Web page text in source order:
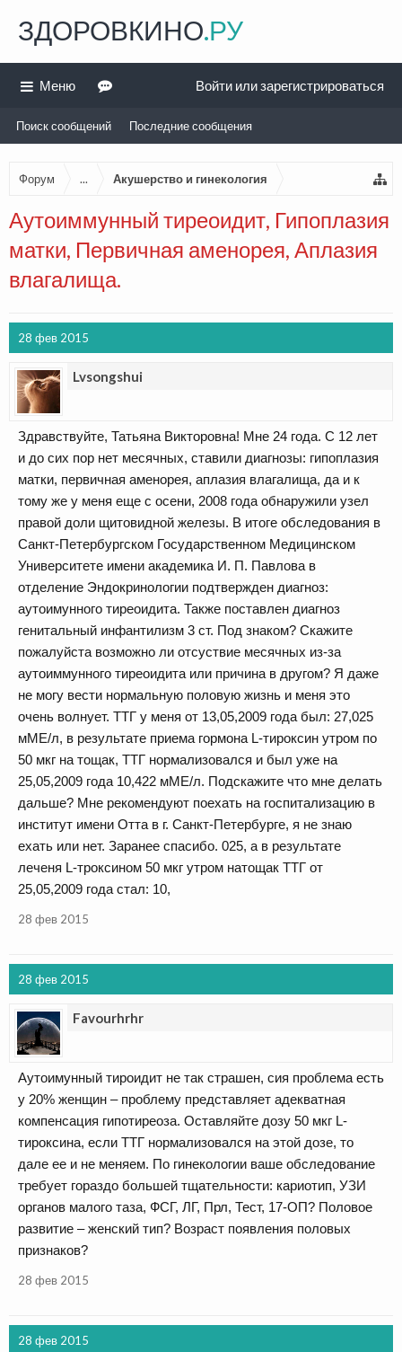
Форум ... Акушерство и гинекология
Аутоиммунный тиреоидит, Гипоплазия
матки, Первичная аменорея, Аплазия
влагалища.
28 фев 2015
Lvsongshui
Здравствуйте, Татьяна Викторовна! Мне 24 года. С 12 лет
и до сих пор нет месячных, ставили диагнозы: гипоплазия
матки, первичная аменорея, аплазия влагалища, да и к
тому же у меня еще с осени, 2008 года обнаружили узел
правой доли щитовидной железы. В итоге обследования в
Санкт-Петербургском Государственном Медицинском
Университете имени академика И. П. Павлова в
отделение Эндокринологии подтвержден диагноз:
аутоимунного тиреоидита. Также поставлен диагноз
генитальный инфантилизм 3 ст. Под знаком? Скажите
пожалуйста возможно ли отсуствие месячных из-за
аутоиммунного тиреоидита или причина в другом? Я даже
не могу вести нормальную половую жизнь и меня это
очень волнует. ТТГ у меня от 13,05,2009 года был: 27,025
мМЕ/л, в результате приема гормона L-тироксин утром по
50 мкг на тощак, ТТГ нормализовался и был уже на
25,05,2009 года 10,422 мМЕ/л. Подскажите что мне делать
дальше? Мне рекомендуют поехать на госпитализацию в
институт имени Отта в г. Санкт-Петербурге, я не знаю
ехать или нет. Заранее спасибо. 025, а в результате
леченя L-троксином 50 мкг утром натощак ТТГ от
25,05,2009 года стал: 10,
28 фев 2015
28 фев 2015
Favourhrhr
Аутоимунный тироидит не так страшен, сия проблема есть
у 20% женщин – проблему представляет адекватная
компенсация гипотиреоза. Оставляйте дозу 50 мкг L-
тироксина, если ТТГ нормализовался на этой дозе, то
дале ее и не меняем. По гинекологии ваше обследование
требует гораздо большей тщательности: кариотип, УЗИ
органов малого таза, ФСГ, ЛГ, Прл, Тест, 17-ОП? Половое
развитие – женский тип? Возраст появления половых
признаков?
28 фев 2015
28 фев 2015
ЗДОРОВКИНО.РУ
Меню
Поиск сообщений Последние сообщения
Войти или зарегистрироваться